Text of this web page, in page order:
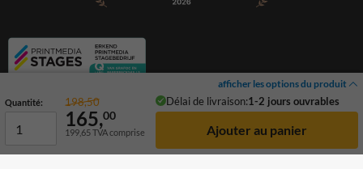
afficher les options du produit
Quantité: 198,50 Délai de livraison:1-2 jours ouvrables
165,00
199,65TVA comprise
© 2026 TrafficSupply. Tous droits réservés.